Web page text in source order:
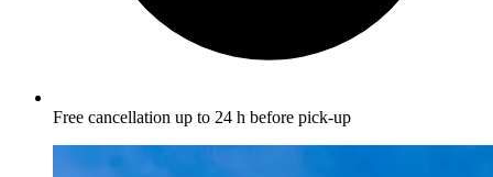
Free cancellation up to 24 h before pick-up